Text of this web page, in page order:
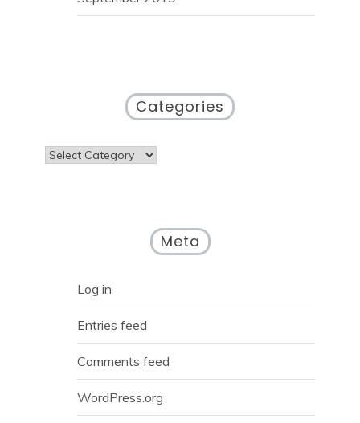
Categories
Categories
Meta
Log in
Entries feed
Comments feed
WordPress.org